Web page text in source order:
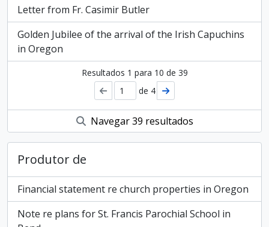
Letter from Fr. Casimir Butler
Golden Jubilee of the arrival of the Irish Capuchins
in Oregon
Resultados 1 para 10 de 39
de 4
Navegar 39 resultados
Produtor de
Financial statement re church properties in Oregon
Note re plans for St. Francis Parochial School in